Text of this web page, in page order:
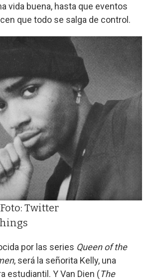
vida buena, hasta que eventos
que todo se salga de control.
Twitter
por las series Queen of the
, será la señorita Kelly, una
estudiantil. Y Van Dien (The